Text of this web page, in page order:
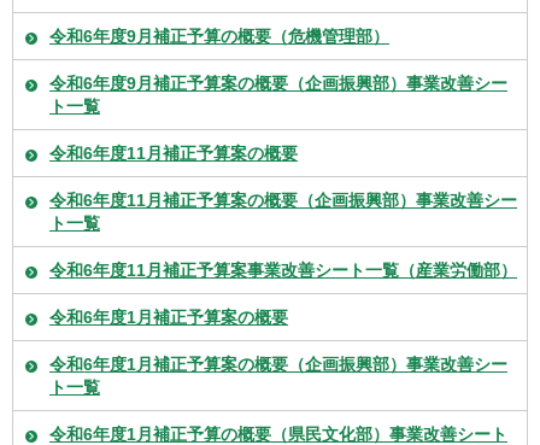
令和6年度9月補正予算の概要（危機管理部）
令和6年度9月補正予算案の概要（企画振興部）事業改善シー
ト一覧
令和6年度11月補正予算案の概要
令和6年度11月補正予算案の概要（企画振興部）事業改善シー
ト一覧
令和6年度11月補正予算案事業改善シート一覧（産業労働部）
令和6年度1月補正予算案の概要
令和6年度1月補正予算案の概要（企画振興部）事業改善シー
ト一覧
令和6年度1月補正予算の概要（県民文化部）事業改善シート